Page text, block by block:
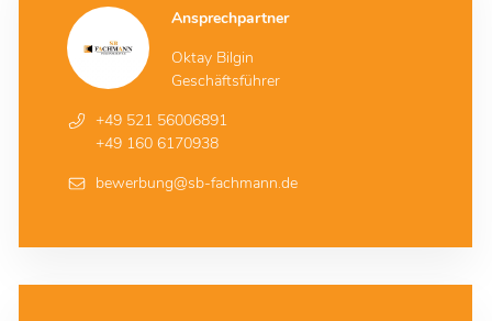
Ansprechpartner
Oktay Bilgin
Geschäftsführer
+49 521 56006891
+49 160 6170938
bewerbung@sb-fachmann.de